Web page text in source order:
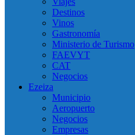
Destinos
Vinos
Gastronomía
Ministerio de Turismo
FAEVYT
CAT
Negocios
Ezeiza
Municipio
Aeropuerto
Negocios
Empresas